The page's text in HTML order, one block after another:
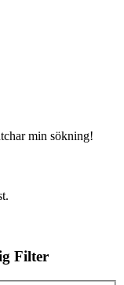
min sökning!
Filter